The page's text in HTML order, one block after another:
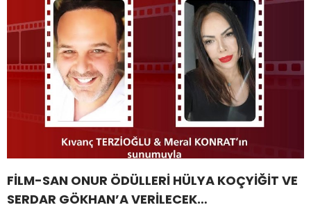
FİLM-SAN ONUR ÖDÜLLERİ HÜLYA KOÇYİĞİT VE
SERDAR GÖKHAN’A VERİLECEK…